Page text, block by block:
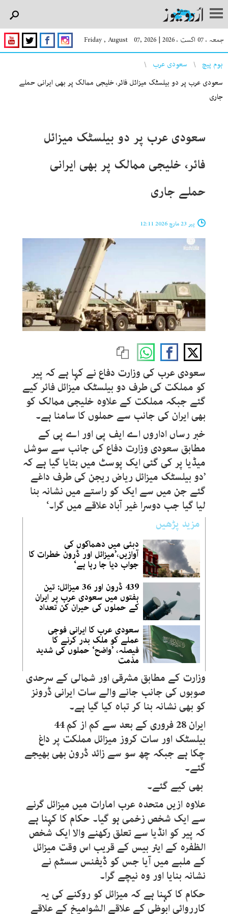
جمعہ ، 07 اگست ، 2026 |
Friday , August 07, 2026
You are here
ہوم پیچ
سعودی عرب
سعودی عرب پر دو بیلسٹک میزائل فائر، خلیجی ممالک پر بھی ایرانی حملے
جاری
سعودی عرب پر دو بیلسٹک میزائل
فائر، خلیجی ممالک پر بھی ایرانی
حملے جاری
پیر 23 مارچ 2026 12:11
سعودی عرب کی وزارت دفاع نے کہا ہے کہ پیر
کو مملکت کی طرف دو بیلسٹک میزائل فائر کیے
گئے جبکہ مملکت کے علاوہ خلیجی ممالک کو
بھی ایران کی جانب سے حملوں کا سامنا ہے۔
خبر رساں اداروں اے ایف پی اور اے پی کے
مطابق سعودی وزارت دفاع کی جانب سے سوشل
میڈیا پر کی گئی ایک پوسٹ میں بتایا گیا ہے کہ
’دو بیلسٹک میزائل ریاض ریجن کی طرف داغے
گئے جن میں سے ایک کو راستے میں نشانہ بنا
لیا گیا جب دوسرا غیر آباد علاقے میں گرا۔‘
مزید پڑھیں
دبئی میں دھماکوں کی
آوازیں،’میزائل اور ڈرون خطرات کا
جواب دیا جا رہا ہے‘
439 ڈرون اور 36 میزائل: تین
ہفتوں میں سعودی عرب پر ایران
کے حملوں کی حیران کن تعداد
سعودی عرب کا ایرانی فوجی
عملے کو ملک بدر کرنے کا
فیصلہ، ’واضح‘ حملوں کی شدید
مذمت
وزارت کے مطابق مشرقی اور شمالی کے سرحدی
صوبوں کی جانب جانے والے سات ایرانی ڈرونز
کو بھی نشانہ بنا کر تباہ کیا گیا ہے۔
ایران 28 فروری کے بعد سے کم از کم 44
بیلسٹک اور سات کروز میزائل مملکت پر داغ
چکا ہے جبکہ چھ سو سے زائد ڈرون بھی بھیجے
گئے۔
بھی کیے گئے۔
علاوہ ازیں متحدہ عرب امارات میں میزائل گرنے
سے ایک شخص زخمی ہو گیا۔ حکام کا کہنا ہے
کہ پیر کو انڈیا سے تعلق رکھنے والا ایک شخص
الظفرہ کے ایئر بیس کے قریب اس وقت میزائل
کے ملبے میں آیا جس کو ڈیفنس سسٹم نے
نشانہ بنایا اور وہ نیچے گرا۔
حکام کا کہنا ہے کہ میزائل کو روکنے کی یہ
کارروائی ابوظی کے علاقے الشوامیخ کے علاقے